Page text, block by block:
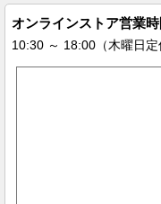
オンラインストア営業時
10:30 ～ 18:00（木曜日定